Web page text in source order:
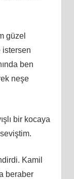
güzel
istersen
ben
neşe
bir kocaya
Kamil
beraber